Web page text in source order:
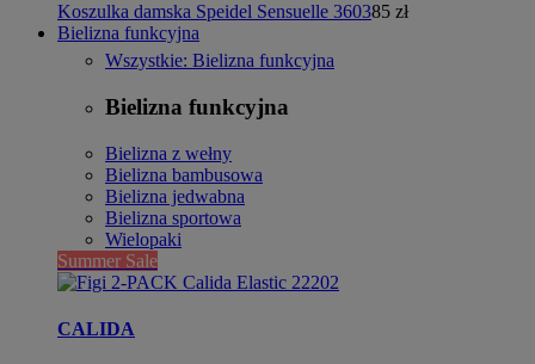
Koszulka damska Speidel Sensuelle 360385 zł
Bielizna funkcyjna
Wszystkie: Bielizna funkcyjna
Bielizna funkcyjna
Bielizna z wełny
Bielizna bambusowa
Bielizna jedwabna
Bielizna sportowa
Wielopaki
Summer Sale
CALIDA